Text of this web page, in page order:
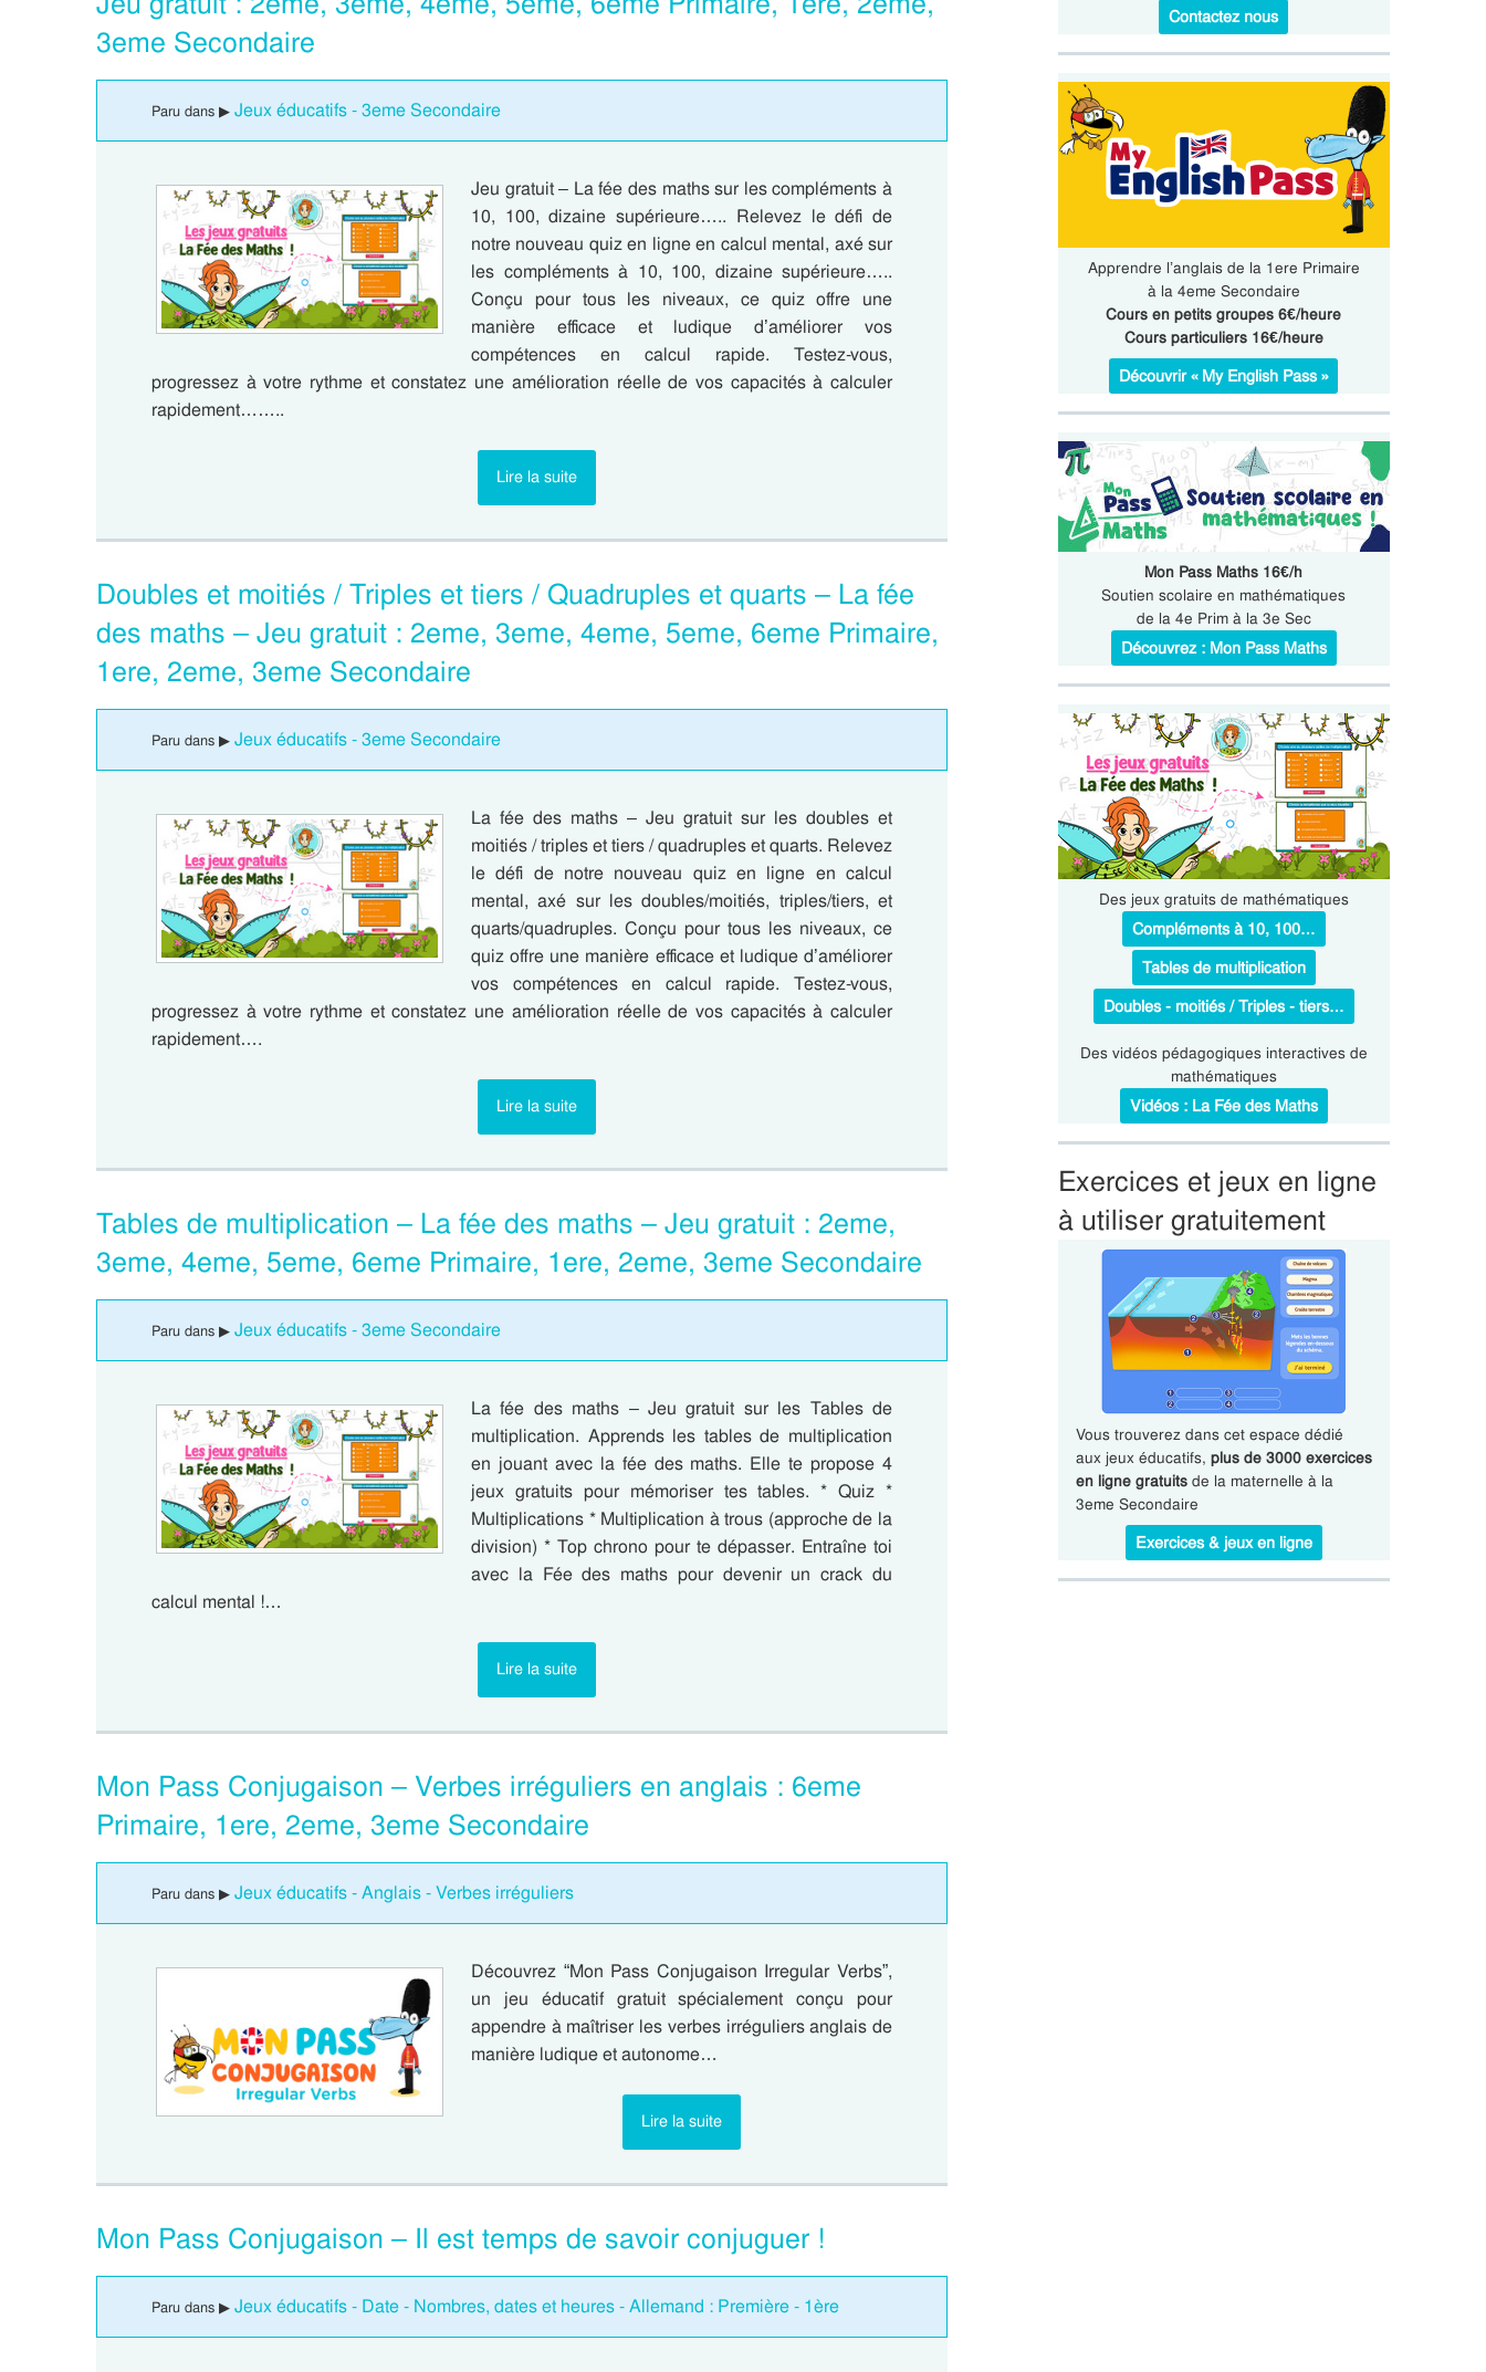
3eme Secondaire
Paru dans ▶ Jeux éducatifs - 3eme Secondaire
Jeu gratuit – La fée des maths sur les compléments à
10, 100, dizaine supérieure….. Relevez le défi de
notre nouveau quiz en ligne en calcul mental, axé sur
les compléments à 10, 100, dizaine supérieure…..
Conçu pour tous les niveaux, ce quiz offre une
manière efficace et ludique d’améliorer vos
compétences en calcul rapide. Testez-vous,
progressez à votre rythme et constatez une amélioration réelle de vos capacités à calculer
rapidement……..
Lire la suite
Doubles et moitiés / Triples et tiers / Quadruples et quarts – La fée
des maths – Jeu gratuit : 2eme, 3eme, 4eme, 5eme, 6eme Primaire,
1ere, 2eme, 3eme Secondaire
Paru dans ▶ Jeux éducatifs - 3eme Secondaire
La fée des maths – Jeu gratuit sur les doubles et
moitiés / triples et tiers / quadruples et quarts. Relevez
le défi de notre nouveau quiz en ligne en calcul
mental, axé sur les doubles/moitiés, triples/tiers, et
quarts/quadruples. Conçu pour tous les niveaux, ce
quiz offre une manière efficace et ludique d’améliorer
vos compétences en calcul rapide. Testez-vous,
progressez à votre rythme et constatez une amélioration réelle de vos capacités à calculer
rapidement….
Lire la suite
Tables de multiplication – La fée des maths – Jeu gratuit : 2eme,
3eme, 4eme, 5eme, 6eme Primaire, 1ere, 2eme, 3eme Secondaire
Paru dans ▶ Jeux éducatifs - 3eme Secondaire
La fée des maths – Jeu gratuit sur les Tables de
multiplication. Apprends les tables de multiplication
en jouant avec la fée des maths. Elle te propose 4
jeux gratuits pour mémoriser tes tables. * Quiz *
Multiplications * Multiplication à trous (approche de la
division) * Top chrono pour te dépasser. Entraîne toi
avec la Fée des maths pour devenir un crack du
calcul mental !…
Lire la suite
Mon Pass Conjugaison – Verbes irréguliers en anglais : 6eme
Primaire, 1ere, 2eme, 3eme Secondaire
Paru dans ▶ Jeux éducatifs - Anglais - Verbes irréguliers
Découvrez “Mon Pass Conjugaison Irregular Verbs”,
un jeu éducatif gratuit spécialement conçu pour
appendre à maîtriser les verbes irréguliers anglais de
manière ludique et autonome…
Lire la suite
Mon Pass Conjugaison – Il est temps de savoir conjuguer !
Paru dans ▶ Jeux éducatifs - Date - Nombres, dates et heures - Allemand : Première - 1ère
Contactez nous
Apprendre l’anglais de la 1ere Primaire
à la 4eme Secondaire
Cours en petits groupes 6€/heure
Cours particuliers 16€/heure
Découvrir « My English Pass »
Mon Pass Maths 16€/h
Soutien scolaire en mathématiques
de la 4e Prim à la 3e Sec
Découvrez : Mon Pass Maths
Des jeux gratuits de mathématiques
Compléments à 10, 100…
Tables de multiplication
Doubles - moitiés / Triples - tiers…
Des vidéos pédagogiques interactives de
mathématiques
Vidéos : La Fée des Maths
Exercices et jeux en ligne
à utiliser gratuitement
Vous trouverez dans cet espace dédié
aux jeux éducatifs, plus de 3000 exercices
en ligne gratuitsde la maternelle à la
3eme Secondaire
Exercices & jeux en ligne